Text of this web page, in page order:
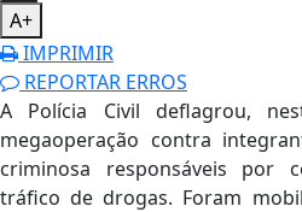
A+
IMPRIMIR
REPORTAR ERROS
A Polícia Civil deflagrou,
megaoperação contra
criminosa responsáveis por
tráfico de drogas. Foram